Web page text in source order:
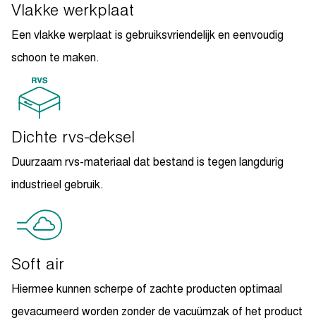
Vlakke werkplaat
Een vlakke werplaat is gebruiksvriendelijk en eenvoudig
schoon te maken.
Dichte rvs-deksel
Duurzaam rvs-materiaal dat bestand is tegen langdurig
industrieel gebruik.
Soft air
Hiermee kunnen scherpe of zachte producten optimaal
gevacumeerd worden zonder de vacuümzak of het product